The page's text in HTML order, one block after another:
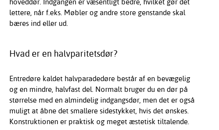
lettere, når f.eks. Møbler og andre store genstande skal
bæres ind eller ud.
Hvad er en halvparitetsdør?
Entredøre kaldet halvparadedøre består af en bevægelig
og en mindre, halvfast del. Normalt bruger du en dør på
størrelse med en almindelig indgangsdør, men det er også
muligt at åbne det smallere sidestykket, hvis det ønskes.
Konstruktionen er praktisk og meget æstetisk tiltalende.